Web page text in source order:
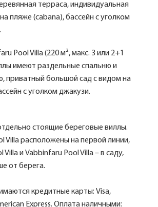
терраса, индивидуальная
пляже (cabana), бассейн с уголком
Pool Villa (220 м², макс. 3 или 2+1
имеют раздельные спальню и
приватный большой сад с видом на
с уголком джакузи.
стоящие береговые виллы.
Villa расположены на первой линии,
Villa и Vabbinfaru Pool Villa – в саду,
от берега.
кредитные карты: Visa,
Express. Оплата наличными: